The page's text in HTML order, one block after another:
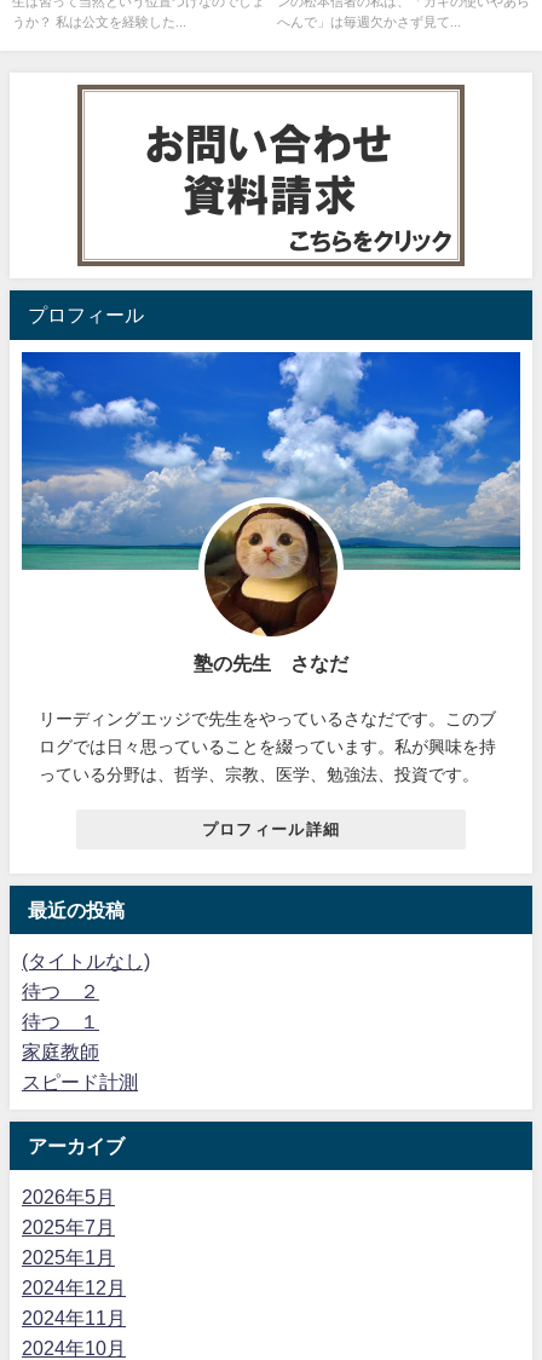
うか？ 私は公文を経験した...
へんで」は毎週欠かさず見て...
プロフィール
塾の先生 さなだ
リーディングエッジで先生をやっているさなだです。このブ
ログでは日々思っていることを綴っています。私が興味を持
っている分野は、哲学、宗教、医学、勉強法、投資です。
プロフィール詳細
最近の投稿
(タイトルなし)
待つ ２
待つ １
家庭教師
スピード計測
アーカイブ
2026年5月
2025年7月
2025年1月
2024年12月
2024年11月
2024年10月